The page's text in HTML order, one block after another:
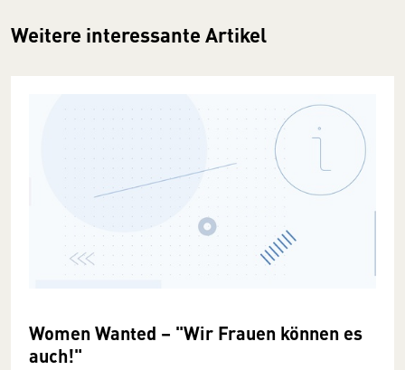
Weitere interessante Artikel
Women Wanted – "Wir Frauen können es
auch!"